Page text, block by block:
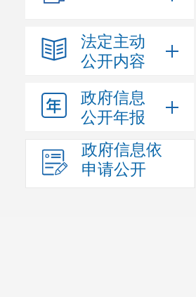
法定主动
公开内容
政府信息
公开年报
政府信息依
申请公开